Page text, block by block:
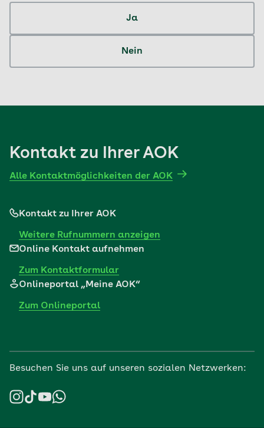
Ja
Nein
Kontakt zu Ihrer AOK
Alle Kontaktmöglichkeiten der AOK
Kontakt zu Ihrer AOK
Weitere Rufnummern anzeigen
Online Kontakt aufnehmen
Zum Kontaktformular
Onlineportal „Meine AOK“
Zum Onlineportal
Besuchen Sie uns auf unseren sozialen Netzwerken: